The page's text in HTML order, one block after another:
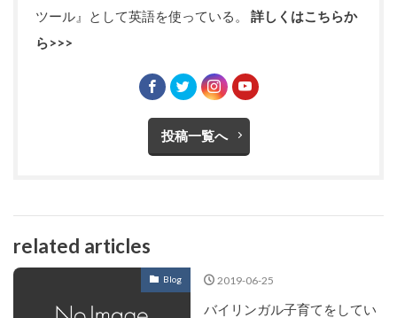
ツール』として英語を使っている。 詳しくはこちらか
ら>>>
投稿一覧へ
related articles
Blog 2019-06-25
バイリンガル子育てをしてい